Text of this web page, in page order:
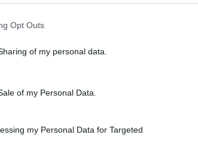
Opt Outs
of my personal data.
of my Personal Data.
my Personal Data for Targeted